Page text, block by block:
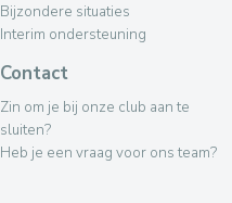
Bijzondere situaties
Interim ondersteuning
Contact
Zin om je bij onze club aan te
sluiten?
Heb je een vraag voor ons team?